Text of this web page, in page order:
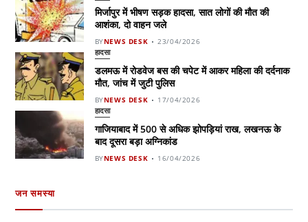
मिर्जापुर में भीषण सड़क हादसा, सात लोगों की मौत की
आशंका, दो वाहन जले
BYNEWS DESK 23/04/2026
हादसा
डलमऊ में रोडवेज बस की चपेट में आकर महिला की दर्दनाक
मौत, जांच में जुटी पुलिस
BYNEWS DESK 17/04/2026
हादसा
गाजियाबाद में 500 से अधिक झोपड़ियां राख, लखनऊ के
बाद दूसरा बड़ा अग्निकांड
BYNEWS DESK 16/04/2026
जन समस्या